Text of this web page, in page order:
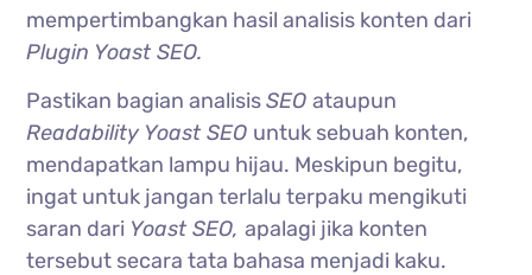
mempertimbangkan hasil analisis konten dari
Plugin Yoast SEO.
Pastikan bagian analisisSEOataupun
Readability Yoast SEO untuk sebuah konten,
mendapatkan lampu hijau. Meskipun begitu,
ingat untuk jangan terlalu terpaku mengikuti
saran dari Yoast SEO,apalagi jika konten
tersebut secara tata bahasa menjadi kaku.